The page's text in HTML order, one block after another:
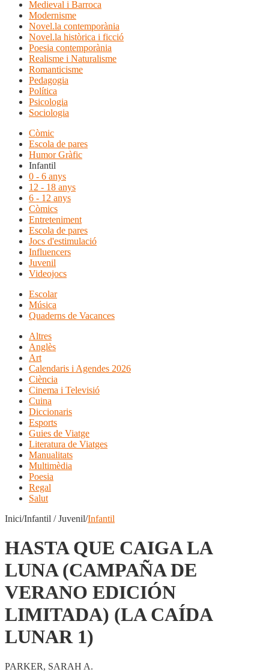
Medieval i Barroca
Modernisme
Novel.la contemporània
Novel.la històrica i ficció
Poesia contemporània
Realisme i Naturalisme
Romanticisme
Pedagogia
Política
Psicologia
Sociologia
Còmic
Escola de pares
Humor Gràfic
Infantil
0 - 6 anys
12 - 18 anys
6 - 12 anys
Còmics
Entreteniment
Escola de pares
Jocs d'estimulació
Influencers
Juvenil
Videojocs
Escolar
Música
Quaderns de Vacances
Altres
Anglès
Art
Calendaris i Agendes 2026
Ciència
Cinema i Televisió
Cuina
Diccionaris
Esports
Guies de Viatge
Literatura de Viatges
Manualitats
Multimèdia
Poesia
Regal
Salut
Inici/Infantil / Juvenil/Infantil
HASTA QUE CAIGA LA
LUNA (CAMPAÑA DE
VERANO EDICIÓN
LIMITADA) (LA CAÍDA
LUNAR 1)
PARKER, SARAH A.